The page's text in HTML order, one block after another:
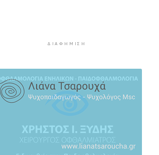
Σύνηθες φαινόμενο τα
σποραδικά κρούσματα γρίπης σε
τουριστικούς προορισμούς όπως
ΔΙΑΦΉΜΙΣΗ